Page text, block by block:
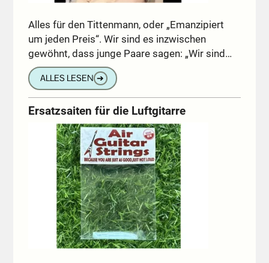
Alles für den Tittenmann, oder „Emanzipiert
um jeden Preis“. Wir sind es inzwischen
gewöhnt, dass junge Paare sagen: „Wir sind…
ALLES LESEN ➔
Ersatzsaiten für die Luftgitarre